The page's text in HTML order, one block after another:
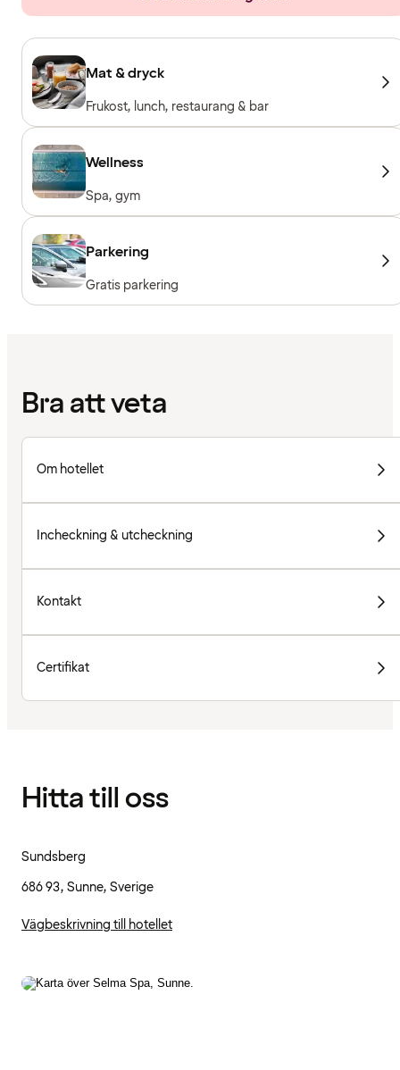
Mat & dryck
Frukost, lunch, restaurang & bar
Wellness
Spa, gym
Parkering
Gratis parkering
Bra att veta
Om hotellet
Incheckning & utcheckning
Kontakt
Certifikat
Hitta till oss
Sundsberg
686 93, Sunne, Sverige
Vägbeskrivning till hotellet